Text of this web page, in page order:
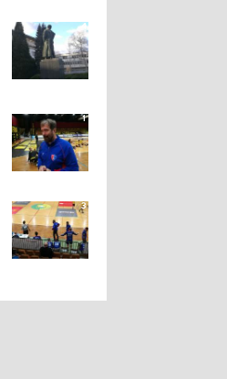
DRUŠTVO | Pre 2 h
ISTORIJSKOG MINIMUMA
(FOTO)
4
1
3